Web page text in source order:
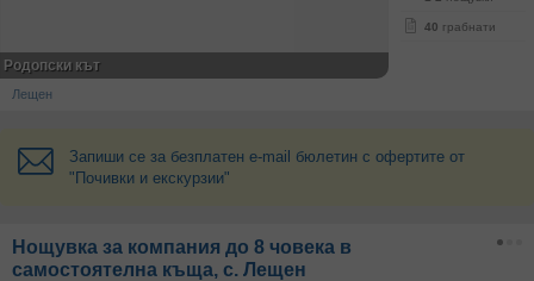
40 грабнати
Родопски кът
Лещен
Запиши се за безплатен e-mail бюлетин с офертите от
"Почивки и екскурзии"
Нощувка за компания до 8 човека в
самостоятелна къща, с. Лещен